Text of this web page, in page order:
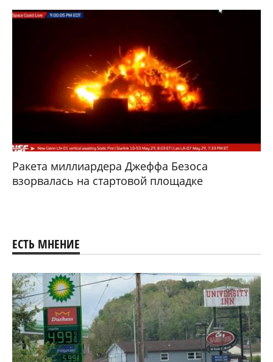
Ракета миллиардера Джеффа Безоса
взорвалась на стартовой площадке
ЕСТЬ МНЕНИЕ